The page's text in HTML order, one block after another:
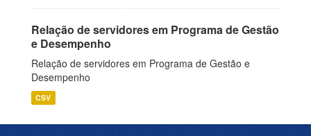
Relação de servidores em Programa de Gestão
e Desempenho
Relação de servidores em Programa de Gestão e
Desempenho
CSV